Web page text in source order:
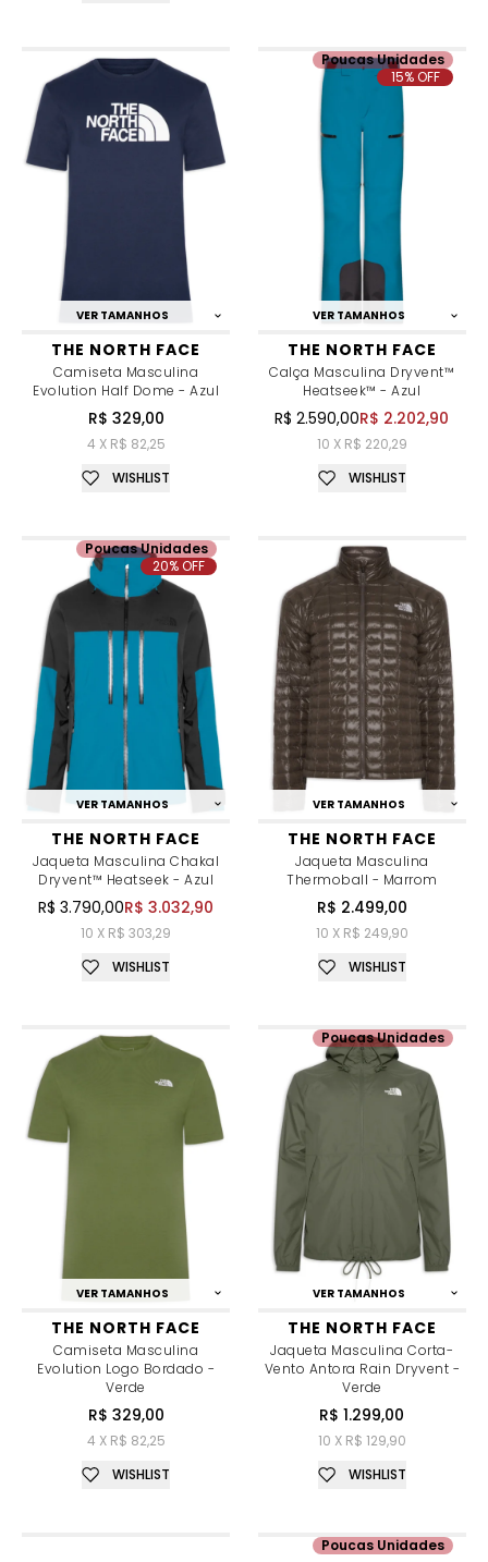
VER TAMANHOS
THE NORTH FACE
Camiseta Masculina
Evolution Half Dome - Azul
R$ 329,00
4 X R$ 82,25
WISHLIST
VER TAMANHOS
THE NORTH FACE
Calça Masculina Dryvent™
Heatseek™ - Azul
R$ 2.590,00R$ 2.202,90
10 X R$ 220,29
Poucas Unidades
15% OFF
WISHLIST
VER TAMANHOS
THE NORTH FACE
Jaqueta Masculina Chakal
Dryvent™ Heatseek - Azul
R$ 3.790,00R$ 3.032,90
10 X R$ 303,29
Poucas Unidades
20% OFF
WISHLIST
VER TAMANHOS
THE NORTH FACE
Jaqueta Masculina
Thermoball - Marrom
R$ 2.499,00
10 X R$ 249,90
WISHLIST
VER TAMANHOS
THE NORTH FACE
Camiseta Masculina
Evolution Logo Bordado -
Verde
R$ 329,00
4 X R$ 82,25
WISHLIST
VER TAMANHOS
THE NORTH FACE
Jaqueta Masculina Corta-
Vento Antora Rain Dryvent -
Verde
R$ 1.299,00
10 X R$ 129,90
Poucas Unidades
WISHLIST
Poucas Unidades